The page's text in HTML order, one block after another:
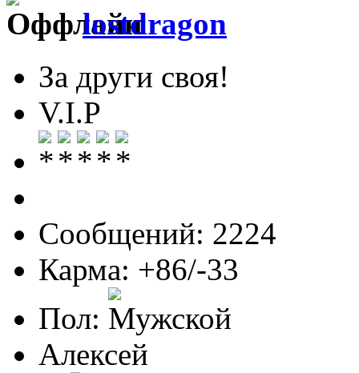
lostdragon
За други своя!
V.I.P
Сообщений: 2224
Карма: +86/-33
Пол:
Алексей